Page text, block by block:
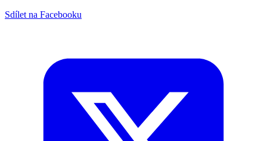
Sdílet na Facebooku